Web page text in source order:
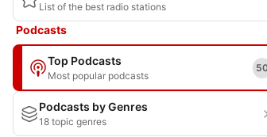
List of the best radio stations
Podcasts
Top Podcasts
Most popular podcasts
Podcasts by Genres
18 topic genres